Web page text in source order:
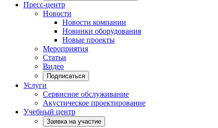
Пресс-центр
Новости
Новости компании
Новинки оборудования
Новые проекты
Мероприятия
Статьи
Видео
Подписаться
Услуги
Сервисное обслуживание
Акустическое проектирование
Учебный центр
Заявка на участие